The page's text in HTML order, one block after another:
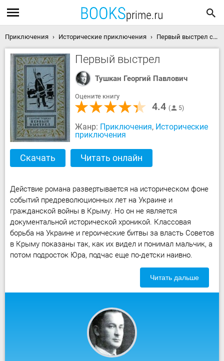
Приключения Исторические приключения Первый выстрел скачать книгу
Первый выстрел
Тушкан Георгий Павлович
Оцените книгу
4.4 5
Жанр: Приключения, Исторические
приключения
Скачать Читать онлайн
Действие романа развертывается на историческом фоне
событий предреволюционных лет на Украине и
гражданской войны в Крыму. Но он не является
документальной исторической хроникой. Классовая
борьба на Украине и героические битвы за власть Советов
в Крыму показаны так, как их видел и понимал мальчик, а
потом подросток Юра, подчас еще по-детски наивно.
Читать дальше